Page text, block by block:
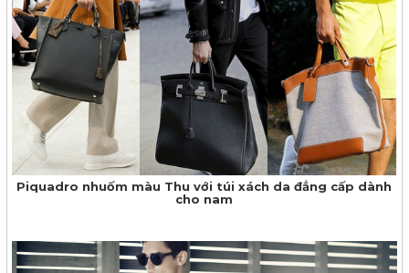
Piquadro nhuốm màu Thu với túi xách da đẳng cấp dành
cho nam